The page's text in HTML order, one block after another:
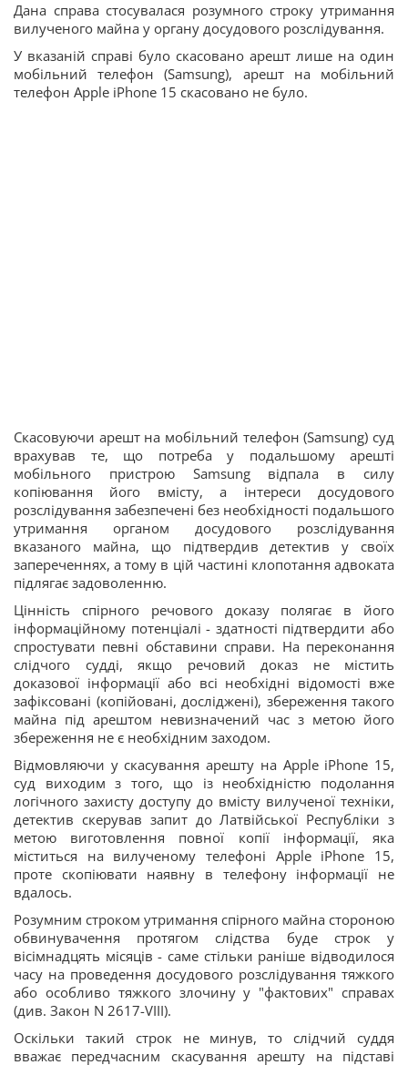
Дана справа стосувалася розумного строку утримання
вилученого майна у органу досудового розслідування.
У вказаній справі було скасовано арешт лише на один
мобільний телефон (Samsung), арешт на мобільний
телефон Apple iPhone 15 скасовано не було.
Скасовуючи арешт на мобільний телефон (Samsung) суд
врахував те, що потреба у подальшому арешті
мобільного пристрою Samsung відпала в силу
копіювання його вмісту, а інтереси досудового
розслідування забезпечені без необхідності подальшого
утримання органом досудового розслідування
вказаного майна, що підтвердив детектив у своїх
запереченнях, а тому в цій частині клопотання адвоката
підлягає задоволенню.
Цінність спірного речового доказу полягає в його
інформаційному потенціалі - здатності підтвердити або
спростувати певні обставини справи. На переконання
слідчого судді, якщо речовий доказ не містить
доказової інформації або всі необхідні відомості вже
зафіксовані (копійовані, досліджені), збереження такого
майна під арештом невизначений час з метою його
збереження не є необхідним заходом.
Відмовляючи у скасування арешту на Apple iPhone 15,
суд виходим з того, що із необхідністю подолання
логічного захисту доступу до вмісту вилученої техніки,
детектив скерував запит до Латвійської Республіки з
метою виготовлення повної копії інформації, яка
міститься на вилученому телефоні Apple iPhone 15,
проте скопіювати наявну в телефону інформації не
вдалось.
Розумним строком утримання спірного майна стороною
обвинувачення протягом слідства буде строк у
вісімнадцять місяців - саме стільки раніше відводилося
часу на проведення досудового розслідування тяжкого
або особливо тяжкого злочину у "фактових" справах
(див. Закон N 2617-VIII).
Оскільки такий строк не минув, то слідчий суддя
вважає передчасним скасування арешту на підставі